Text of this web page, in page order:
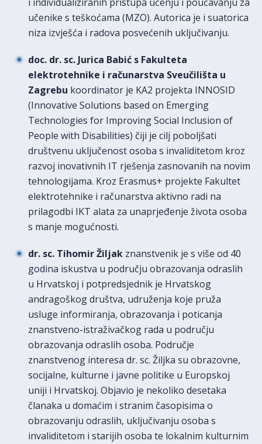
i individualiziranih pristupa učenju i poučavanju za
učenike s teškoćama (MZO). Autorica je i suatorica
niza izvješća i radova posvećenih uključivanju.
doc. dr. sc.Jurica Babić s Fakulteta
elektrotehnike i računarstva Sveučilišta u
Zagrebu koordinator je KA2 projekta INNOSID
(Innovative Solutions based on Emerging
Technologies for Improving Social Inclusion of
People with Disabilities) čiji je cilj poboljšati
društvenu uključenost osoba s invaliditetom kroz
razvoj inovativnih IT rješenja zasnovanih na novim
tehnologijama. Kroz Erasmus+ projekte Fakultet
elektrotehnike i računarstva aktivno radi na
prilagodbi IKT alata za unaprjeđenje života osoba
s manje mogućnosti.
dr. sc. Tihomir Žiljak znanstvenik je s više od 40
godina iskustva u području obrazovanja odraslih
u Hrvatskoj i potpredsjednik je Hrvatskog
andragoškog društva, udruženja koje pruža
usluge informiranja, obrazovanja i poticanja
znanstveno-istraživačkog rada u području
obrazovanja odraslih osoba. Područje
znanstvenog interesa dr. sc. Žiljka su obrazovne,
socijalne, kulturne i javne politike u Europskoj
uniji i Hrvatskoj. Objavio je nekoliko desetaka
članaka u domaćim i stranim časopisima o
obrazovanju odraslih, uključivanju osoba s
invaliditetom i starijih osoba te lokalnim kulturnim